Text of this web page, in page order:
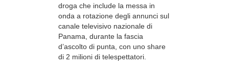
droga che include la messa in
onda a rotazione degli annunci sul
canale televisivo nazionale di
Panama, durante la fascia
d’ascolto di punta, con uno share
di 2 milioni di telespettatori.